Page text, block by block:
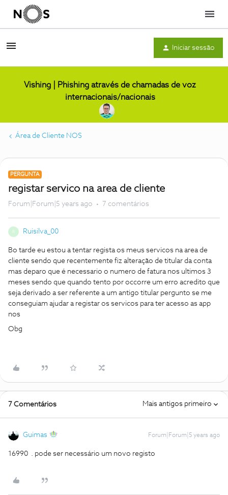
Menu
Iniciar sessão
Vishing | Phishing através de chamadas de voz
internacionais/nacionais
Área de Cliente NOS
PERGUNTA
registar servico na area de cliente
Forum|Forum|5 years ago 7 comentários
R Ruisilva_00
Bo tarde eu estou a tentar regista os meus servicos na area de
cliente sendo que recentemente fiz alteração de titular da conta
mas deparo que é necessario o numero de fatura nos ultimos 3
meses sendo que quando tento por occorre um erro acredito que
seja derivado a ser referente a um antigo titular pergunto se me
conseguiam ajudar a registar os servicos para ter acesso as app
nos
Obg
7 Comentários Mais antigos primeiro
Guimas Forum|Forum|5 years ago
16990 . pode ser necessário um novo registo